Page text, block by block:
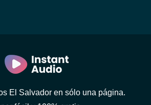
El Salvador en sólo una página.